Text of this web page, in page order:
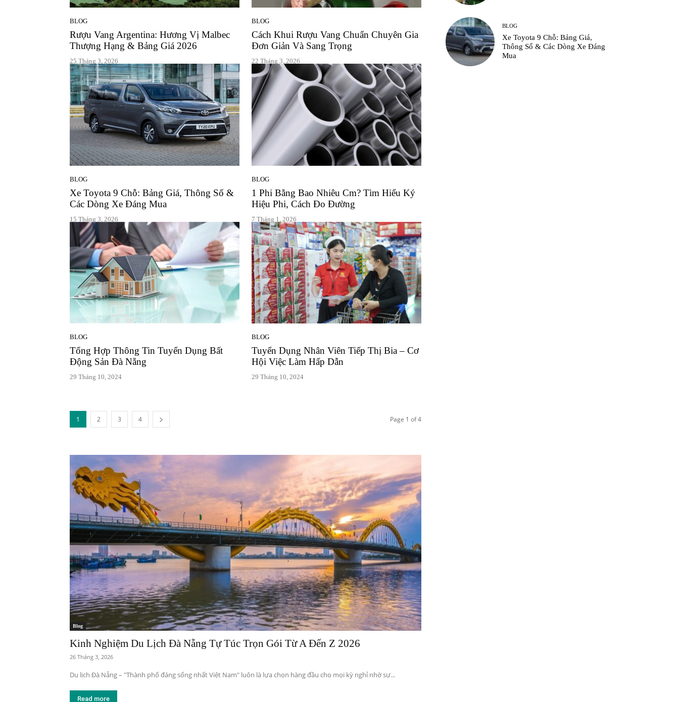
vàn
điều
vi
BLOG
Rượu Vang Argentina: Hương Vị Malbec
Thượng Hạng & Bảng Giá 2026
25 Tháng 3, 2026
BLOG
Cách Khui Rượu Vang Chuẩn Chuyên Gia
Đơn Giản Và Sang Trọng
22 Tháng 3, 2026
BLOG
Xe Toyota 9 Chỗ: Bảng Giá, Thông Số &
Các Dòng Xe Đáng Mua
15 Tháng 3, 2026
BLOG
1 Phi Bằng Bao Nhiêu Cm? Tìm Hiểu Ký
Hiệu Phi, Cách Đo Đường
7 Tháng 1, 2026
BLOG
Tổng Hợp Thông Tin Tuyển Dụng Bất
Động Sản Đà Nẵng
29 Tháng 10, 2024
BLOG
Tuyển Dụng Nhân Viên Tiếp Thị Bia – Cơ
Hội Việc Làm Hấp Dẫn
29 Tháng 10, 2024
1 2 3 4 Page 1 of 4
Blog
Kinh Nghiệm Du Lịch Đà Nẵng Tự Túc Trọn Gói Từ A Đến Z 2026
26 Tháng 3, 2026
Du lịch Đà Nẵng – "Thành phố đáng sống nhất Việt Nam" luôn là lựa chọn hàng đầu cho mọi kỳ nghỉ nhờ sự...
Read more
BLOG
Xe Toyota 9 Chỗ: Bảng Giá,
Thông Số & Các Dòng Xe Đáng
Mua